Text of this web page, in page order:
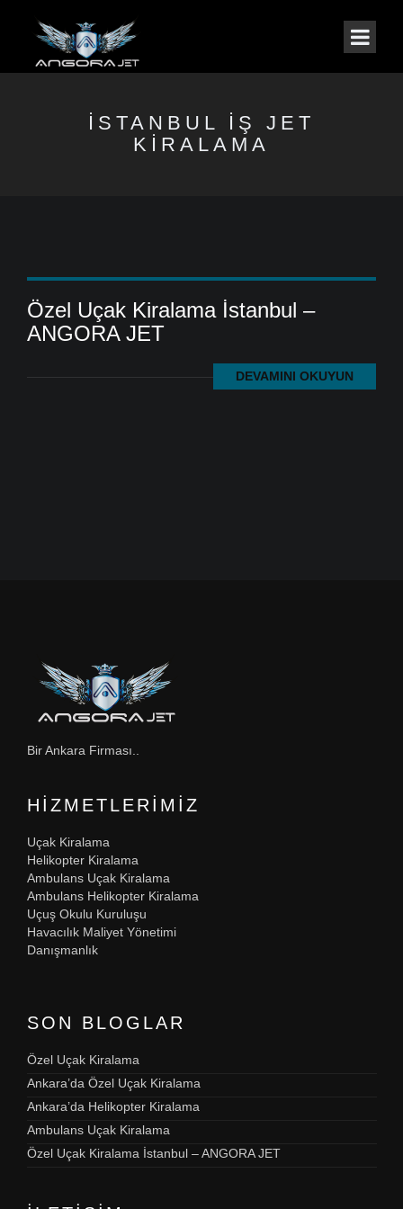
İSTANBUL IŞ JET
KIRALAMA
Özel Uçak Kiralama İstanbul –
ANGORA JET
DEVAMINI OKUYUN
Bir Ankara Firması..
HIZMETLERIMIZ
Uçak Kiralama
Helikopter Kiralama
Ambulans Uçak Kiralama
Ambulans Helikopter Kiralama
Uçuş Okulu Kuruluşu
Havacılık Maliyet Yönetimi
Danışmanlık
SON BLOGLAR
Özel Uçak Kiralama
Ankara’da Özel Uçak Kiralama
Ankara’da Helikopter Kiralama
Ambulans Uçak Kiralama
Özel Uçak Kiralama İstanbul – ANGORA JET